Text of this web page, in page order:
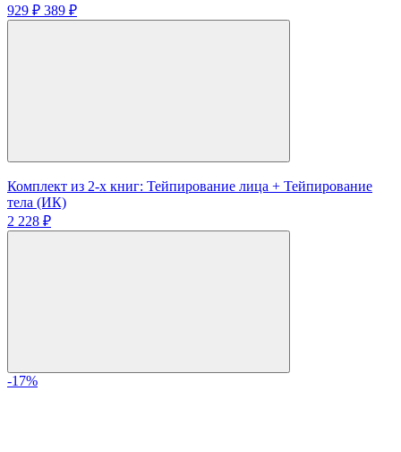
929 ₽ 389 ₽
Комплект из 2-х книг: Тейпирование лица + Тейпирование
тела (ИК)
2 228 ₽
-17%